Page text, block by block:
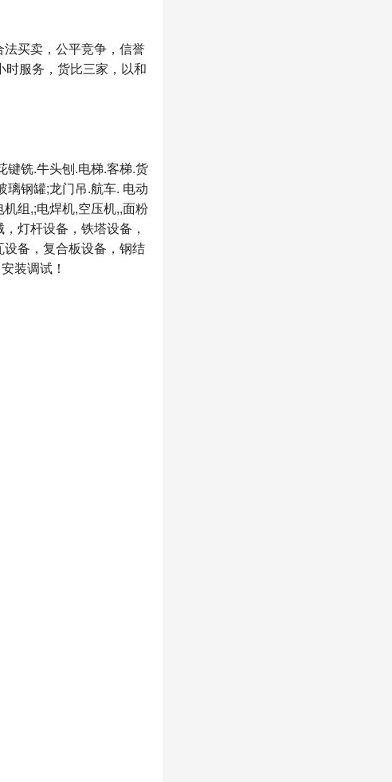
买卖，公平竞争，信誉
服务，货比三家，以和
键铣.牛头刨.电梯.客梯.货
璃钢罐;龙门吊.航车. 电动
组,;电焊机,空压机,,面粉
灯杆设备，铁塔设备，
备，复合板设备，钢结
装调试！